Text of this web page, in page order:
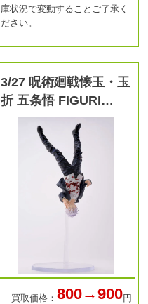
庫状況で変動することご了承く
ださい。
3/27 呪術廻戦懐玉・玉
折 五条悟 FIGURI…
買取価格： 800→900円